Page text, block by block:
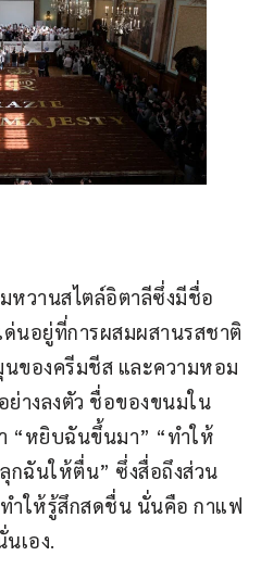
หวานสไตล์อิตาลีซึ่งมีชื่อ
ด่นอยู่ที่การผสมผสานรสชาติ
ของครีมชีส และความหอม
ย่างลงตัว ชื่อของขนมใน
“หยิบฉันขึ้นมา” “ทำให้
กฉันให้ตื่น” ซึ่งสื่อถึงส่วน
ำให้รู้สึกสดชื่น นั่นคือ กาแฟ
นเอง.